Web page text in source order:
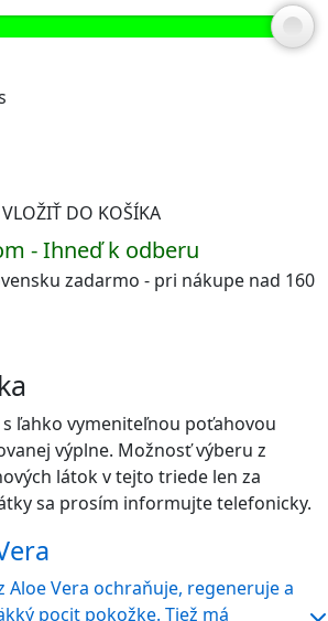
- Ihneď k odberu
zadarmo - pri nákupe nad 160
ľahko vymeniteľnou poťahovou
výplne. Možnosť výberu z
látok v tejto triede len za
sa prosím informujte telefonicky.
Aloe Vera ochraňuje, regeneruje a
pocit pokožke. Tiež má